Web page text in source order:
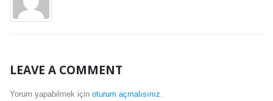
LEAVE A COMMENT
Yorum yapabilmek için oturum açmalısınız.